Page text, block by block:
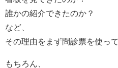
誰かの紹介できたのか？
など、
その理由をまず問診票を使っ
もちろん、